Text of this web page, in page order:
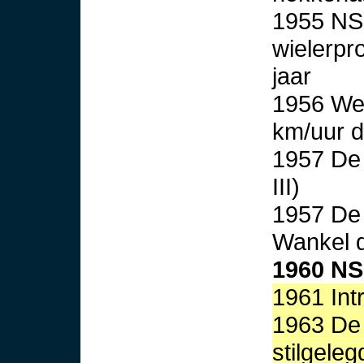
1955
jaar
1956
km/uur
1957
III)
1957
Wankel
1960
1961
1963